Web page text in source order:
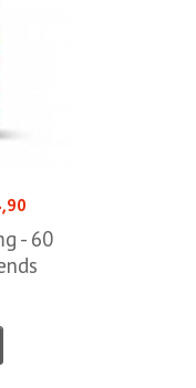
,90
- 60